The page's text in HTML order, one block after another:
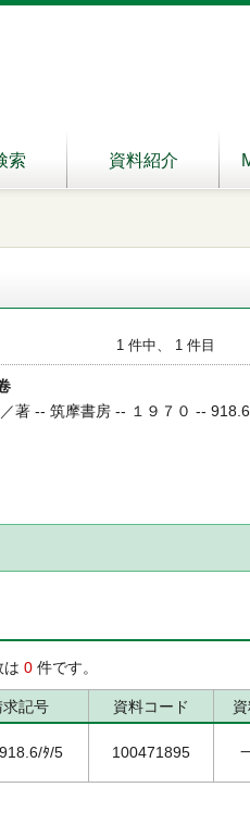
索 資料紹介
1 件中、 1 件目
著 -- 筑摩書房 -- １９７０ --
は 0 件です。
求記号 資料コード
ﾀ/5 100471895